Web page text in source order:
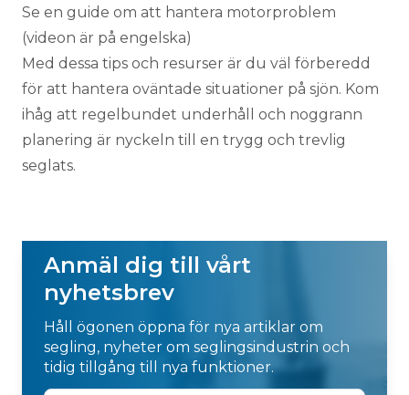
Se en guide om att hantera motorproblem
(videon är på engelska)
Med dessa tips och resurser är du väl förberedd
för att hantera oväntade situationer på sjön. Kom
ihåg att regelbundet underhåll och noggrann
planering är nyckeln till en trygg och trevlig
seglats.
Anmäl dig till vårt
nyhetsbrev
Håll ögonen öppna för nya artiklar om
segling, nyheter om seglingsindustrin och
tidig tillgång till nya funktioner.